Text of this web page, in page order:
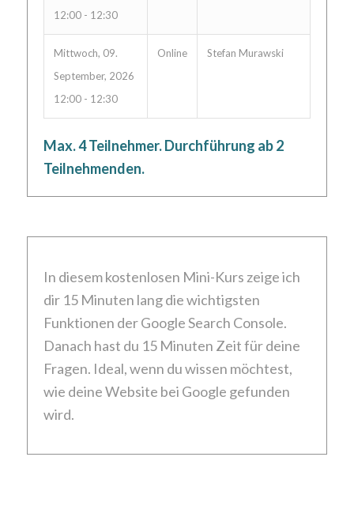
12:00 - 12:30
Mittwoch, 09.
September, 2026
12:00 - 12:30
Online Stefan Murawski
Max. 4 Teilnehmer. Durchführung ab 2
Teilnehmenden.
In diesem kostenlosen Mini-Kurs zeige ich
dir 15 Minuten lang die wichtigsten
Funktionen der Google Search Console.
Danach hast du 15 Minuten Zeit für deine
Fragen. Ideal, wenn du wissen möchtest,
wie deine Website bei Google gefunden
wird.